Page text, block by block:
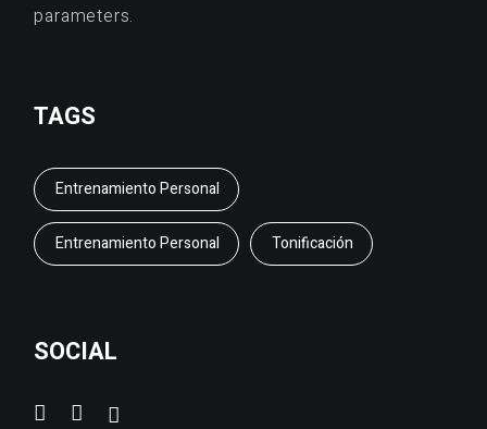
parameters.
TAGS
Entrenamiento Personal
Entrenamiento Personal Tonificación
SOCIAL